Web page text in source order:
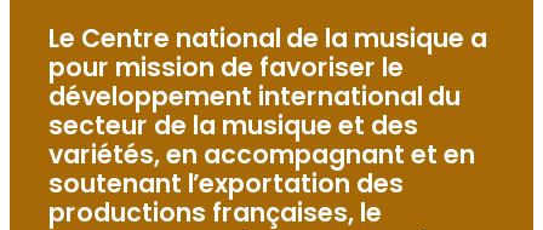
Le Centre national de la musique a
pour mission de favoriser le
développement international du
secteur de la musique et des
variétés, en accompagnant et en
soutenant l’exportation des
productions françaises, le